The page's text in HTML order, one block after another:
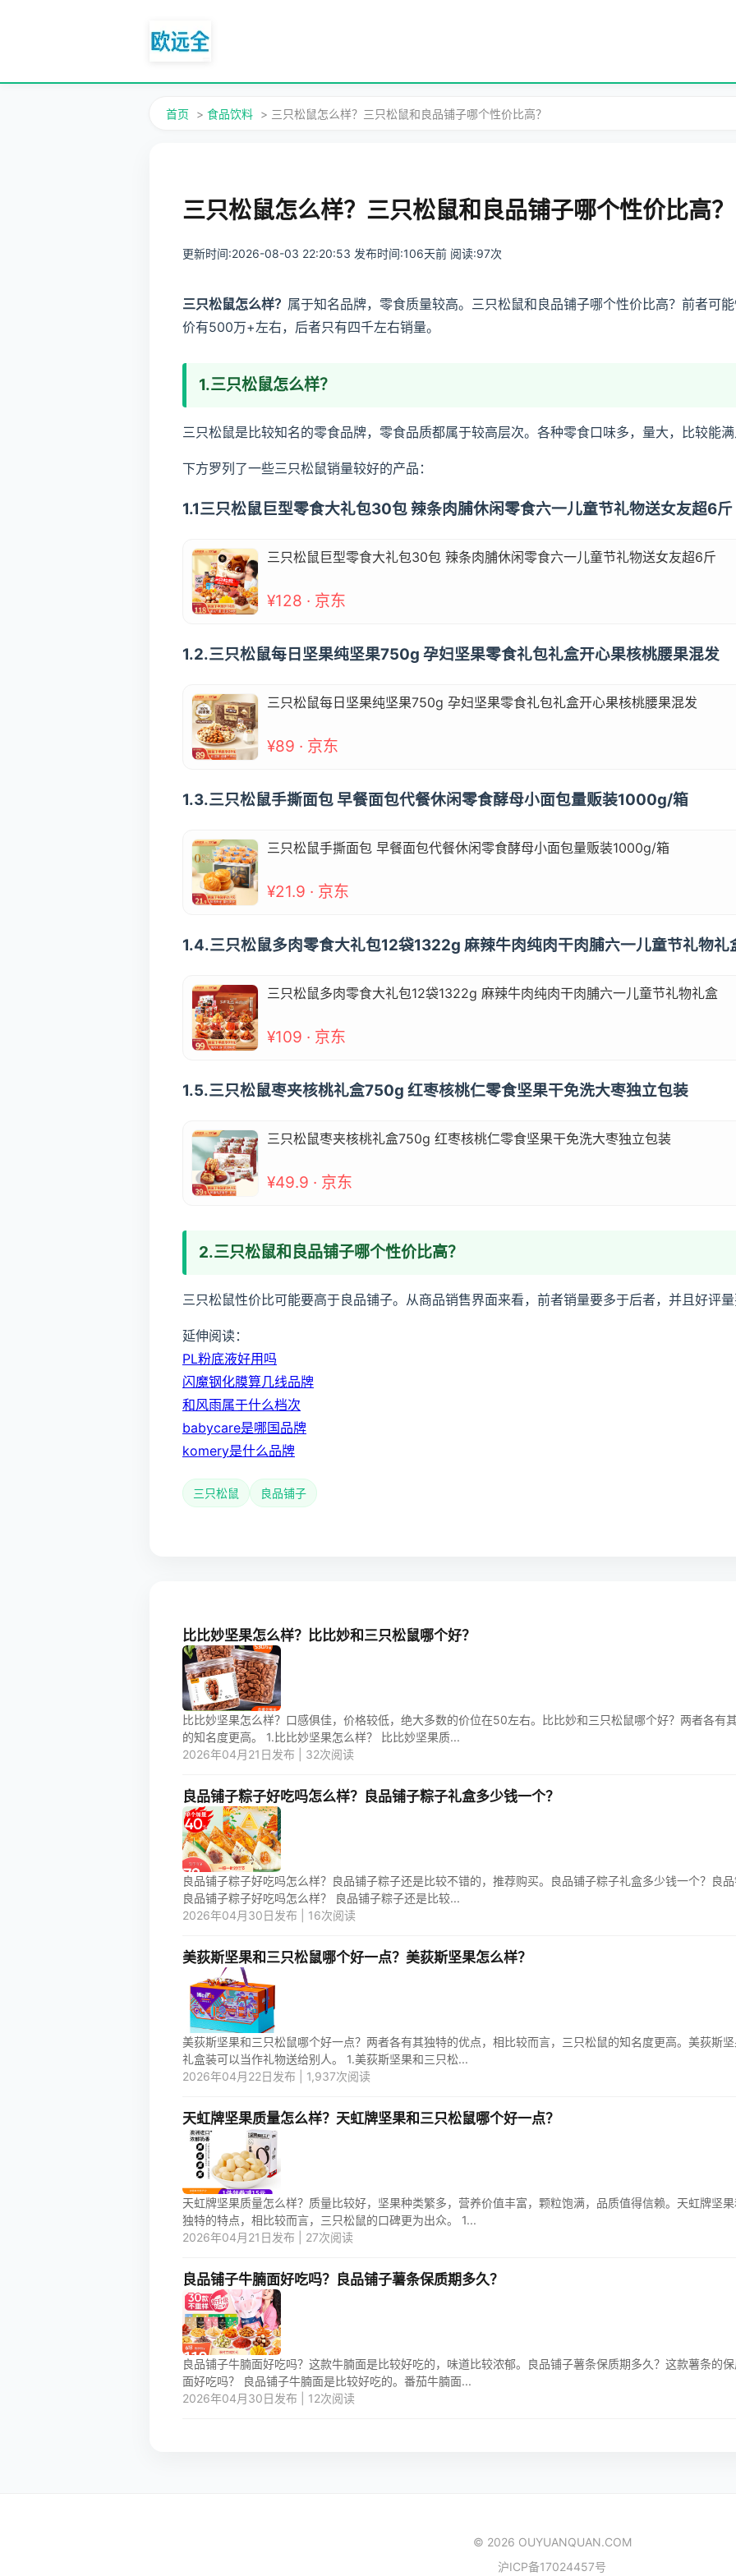
首页 > 食品饮料 > 三只松鼠怎么样？三只松鼠和良品铺子哪个性价比高？
三只松鼠怎么样？三只松鼠和良品铺子哪个性价比高？
更新时间:2026-08-03 22:20:53 发布时间:106天前 阅读:97次
三只松鼠怎么样？ 属于知名品牌，零食质量较高。三只松鼠和良品铺子哪个性价比高？前者可
价有500万+左右，后者只有四千左右销量。
1.三只松鼠怎么样？
三只松鼠是比较知名的零食品牌，零食品质都属于较高层次。各种零食口味多，量大，比较能
下方罗列了一些三只松鼠销量较好的产品：
1.1三只松鼠巨型零食大礼包30包 辣条肉脯休闲零食六一儿童节礼物送女友超6斤
三只松鼠巨型零食大礼包30包 辣条肉脯休闲零食六一儿童节礼物送女友超6斤
¥128 · 京东
1.2.三只松鼠每日坚果纯坚果750g 孕妇坚果零食礼包礼盒开心果核桃腰果混发
三只松鼠每日坚果纯坚果750g 孕妇坚果零食礼包礼盒开心果核桃腰果混发
¥89 · 京东
1.3.三只松鼠手撕面包 早餐面包代餐休闲零食酵母小面包量贩装1000g/箱
三只松鼠手撕面包 早餐面包代餐休闲零食酵母小面包量贩装1000g/箱
¥21.9 · 京东
1.4.三只松鼠多肉零食大礼包12袋1322g 麻辣牛肉纯肉干肉脯六一儿童节礼物礼
三只松鼠多肉零食大礼包12袋1322g 麻辣牛肉纯肉干肉脯六一儿童节礼物礼盒
¥109 · 京东
1.5.三只松鼠枣夹核桃礼盒750g 红枣核桃仁零食坚果干免洗大枣独立包装
三只松鼠枣夹核桃礼盒750g 红枣核桃仁零食坚果干免洗大枣独立包装
¥49.9 · 京东
2.三只松鼠和良品铺子哪个性价比高？
三只松鼠性价比可能要高于良品铺子。从商品销售界面来看，前者销量要多于后者，并且好评
延伸阅读：
PL粉底液好用吗
闪魔钢化膜算几线品牌
和风雨属于什么档次
babycare是哪国品牌
komery是什么品牌
三只松鼠 良品铺子
比比妙坚果怎么样？比比妙和三只松鼠哪个好？
比比妙坚果怎么样？口感俱佳，价格较低，绝大多数的价位在50左右。比比妙和三只松鼠哪个好？两者各有
的知名度更高。 1.比比妙坚果怎么样？ 比比妙坚果质...
2026年04月21日发布 | 32次阅读
良品铺子粽子好吃吗怎么样？良品铺子粽子礼盒多少钱一个？
良品铺子粽子好吃吗怎么样？良品铺子粽子还是比较不错的，推荐购买。良品铺子粽子礼盒多少钱一个？良
良品铺子粽子好吃吗怎么样？ 良品铺子粽子还是比较...
2026年04月30日发布 | 16次阅读
美荻斯坚果和三只松鼠哪个好一点？美荻斯坚果怎么样？
美荻斯坚果和三只松鼠哪个好一点？两者各有其独特的优点，相比较而言，三只松鼠的知名度更高。美荻斯
礼盒装可以当作礼物送给别人。 1.美荻斯坚果和三只松...
2026年04月22日发布 | 1,937次阅读
天虹牌坚果质量怎么样？天虹牌坚果和三只松鼠哪个好一点？
天虹牌坚果质量怎么样？质量比较好，坚果种类繁多，营养价值丰富，颗粒饱满，品质值得信赖。天虹牌坚
独特的特点，相比较而言，三只松鼠的口碑更为出众。 1...
2026年04月21日发布 | 27次阅读
良品铺子牛腩面好吃吗？良品铺子薯条保质期多久？
良品铺子牛腩面好吃吗？这款牛腩面是比较好吃的，味道比较浓郁。良品铺子薯条保质期多久？这款薯条的
面好吃吗？ 良品铺子牛腩面是比较好吃的。番茄牛腩面...
2026年04月30日发布 | 12次阅读
© 2026 OUYUANQUAN.COM
沪ICP备17024457号